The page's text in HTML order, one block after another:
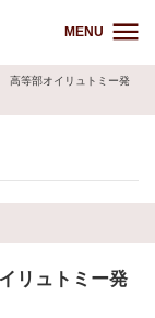
MENU
高等部オイリュトミー発
リュトミー発